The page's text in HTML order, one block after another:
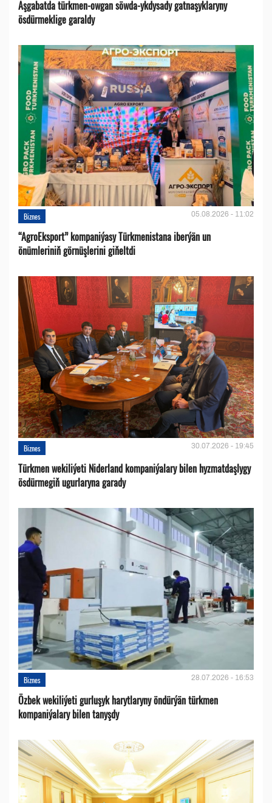
Aşgabatda türkmen-owgan söwda-ykdysady gatnaşyklaryny
ösdürmeklige garaldy
Biznes 05.08.2026 - 11:02
“AgroEksport” kompaniýasy Türkmenistana iberýän un
önümleriniň görnüşlerini giňeltdi
Biznes 30.07.2026 - 19:45
Türkmen wekiliýeti Niderland kompaniýalary bilen hyzmatdaşlygy
ösdürmegiň ugurlaryna garady
Biznes 28.07.2026 - 16:53
Özbek wekiliýeti gurluşyk harytlaryny öndürýän türkmen
kompaniýalary bilen tanyşdy